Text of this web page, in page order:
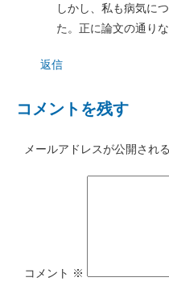
しかし、私も病気に
た。正に論文の通り
返信
コメントを残す
メールアドレスが公開され
コメント ※